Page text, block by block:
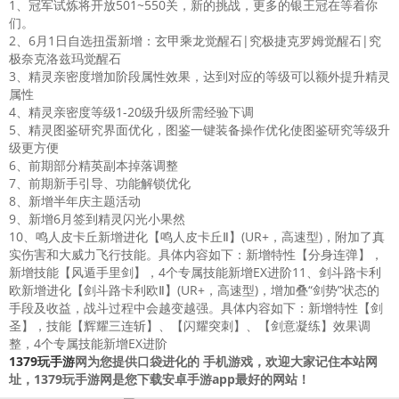
1、冠军试炼将开放501~550关，新的挑战，更多的银王冠在等着你
们。
2、6月1日自选扭蛋新增：玄甲乘龙觉醒石|究极捷克罗姆觉醒石|究
极奈克洛兹玛觉醒石
3、精灵亲密度增加阶段属性效果，达到对应的等级可以额外提升精灵
属性
4、精灵亲密度等级1-20级升级所需经验下调
5、精灵图鉴研究界面优化，图鉴一键装备操作优化使图鉴研究等级升
级更方便
6、前期部分精英副本掉落调整
7、前期新手引导、功能解锁优化
8、新增半年庆主题活动
9、新增6月签到精灵闪光小果然
10、鸣人皮卡丘新增进化【鸣人皮卡丘Ⅱ】(UR+，高速型)，附加了真
实伤害和大威力飞行技能。具体内容如下：新增特性【分身连弹】，
新增技能【风遁手里剑】，4个专属技能新增EX进阶11、剑斗路卡利
欧新增进化【剑斗路卡利欧Ⅱ】(UR+，高速型)，增加叠“剑势”状态的
手段及收益，战斗过程中会越变越强。具体内容如下：新增特性【剑
圣】，技能【辉耀三连斩】、【闪耀突刺】、【剑意凝练】效果调
整，4个专属技能新增EX进阶
1379玩手游网为您提供口袋进化的 手机游戏，欢迎大家记住本站网
址，1379玩手游网是您下载安卓手游app最好的网站！